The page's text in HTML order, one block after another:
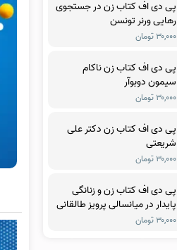
پی دی اف کتاب زن در جستجوی
رهایی ورنر تونسن
۳۰,۰۰۰ تومان
پی دی اف کتاب زن ناکام
سیمون دوبوآر
۳۰,۰۰۰ تومان
پی دی اف کتاب زن دکتر علی
شریعتی
۳۰,۰۰۰ تومان
پی دی اف کتاب زن و زنانگی
پایدار در میانسالی پرویز طالقانی
۳۰,۰۰۰ تومان